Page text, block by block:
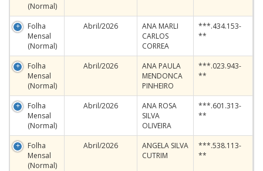
(Normal)
Folha
Mensal
(Normal)
Abril/2026
ANA MARLI
CARLOS
CORREA
***.434.153-
**
Folha
Mensal
(Normal)
Abril/2026
ANA PAULA
MENDONCA
PINHEIRO
***.023.943-
**
Folha
Mensal
(Normal)
Abril/2026
ANA ROSA
SILVA
OLIVEIRA
***.601.313-
**
Folha
Mensal
(Normal)
Abril/2026
ANGELA SILVA
CUTRIM
***.538.113-
**